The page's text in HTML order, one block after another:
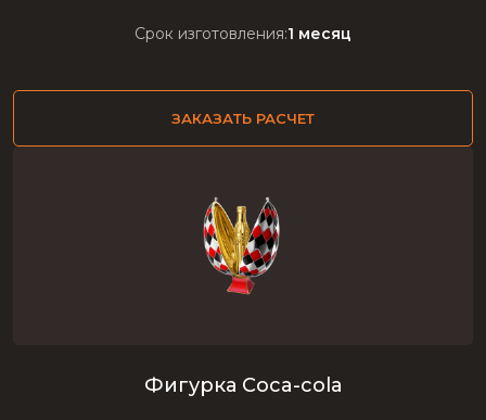
Срок изготовления:1 месяц
ЗАКАЗАТЬ РАСЧЕТ
Фигурка Coca-cola